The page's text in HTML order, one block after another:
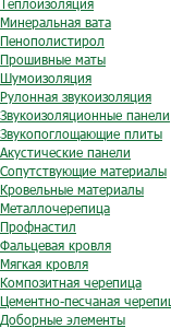
Теплоизоляция
Минеральная вата
Пенополистирол
Прошивные маты
Шумоизоляция
Рулонная звукоизоляция
Звукоизоляционные панели
Звукопоглощающие плиты
Акустические панели
Сопутствующие материалы
Кровельные материалы
Металлочерепица
Профнастил
Фальцевая кровля
Мягкая кровля
Композитная черепица
Цементно-песчаная
Доборные элементы